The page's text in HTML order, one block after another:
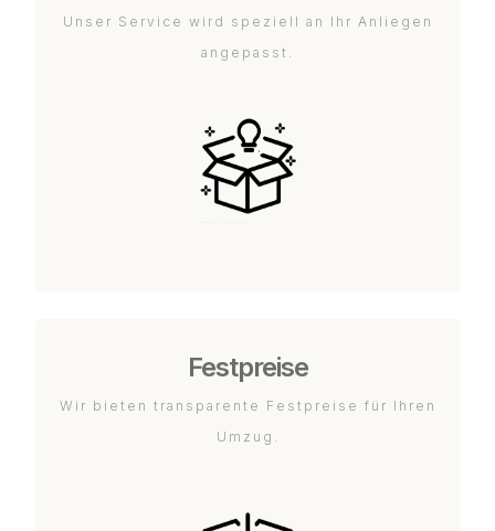
Unser Service wird speziell an Ihr Anliegen
angepasst.
Festpreise
Wir bieten transparente Festpreise für Ihren
Umzug.